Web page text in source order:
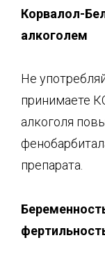
Корвалол-Б
алкоголем
Не
принимаете
алкоголя
препарата.